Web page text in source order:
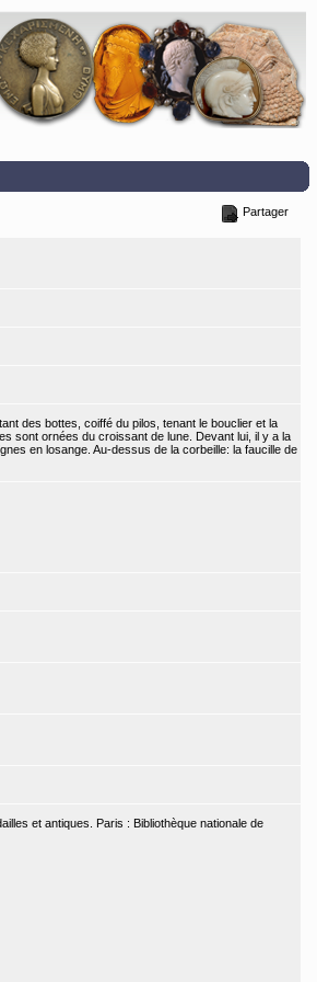
Partager
des bottes, coiffé du pilos, tenant le bouclier et la
sont ornées du croissant de lune. Devant lui, il y a la
en losange. Au-dessus de la corbeille: la faucille de
et antiques. Paris : Bibliothèque nationale de